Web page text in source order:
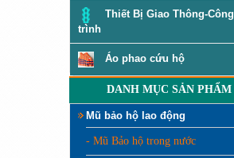
Thiết Bị Giao Thông-Công
trình
Áo phao cứu hộ
DANH MỤC SẢN PHẨM
Mũ bảo hộ lao động
- Mũ Bảo hộ trong nước